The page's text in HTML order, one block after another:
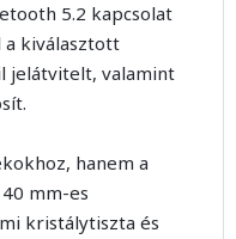
5.2 kapcsolat
a kiválasztott
jelátvitelt, valamint
hanem a
mm-es
kristálytiszta és